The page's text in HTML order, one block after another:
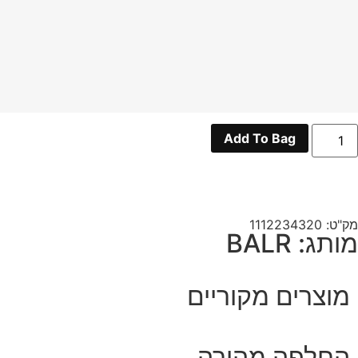
כמות
T
Add To Bag
מק"ט: 1112234320
מותג: BALR
מוצרים מקוריים